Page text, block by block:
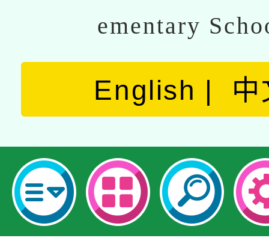
ementary
English 中